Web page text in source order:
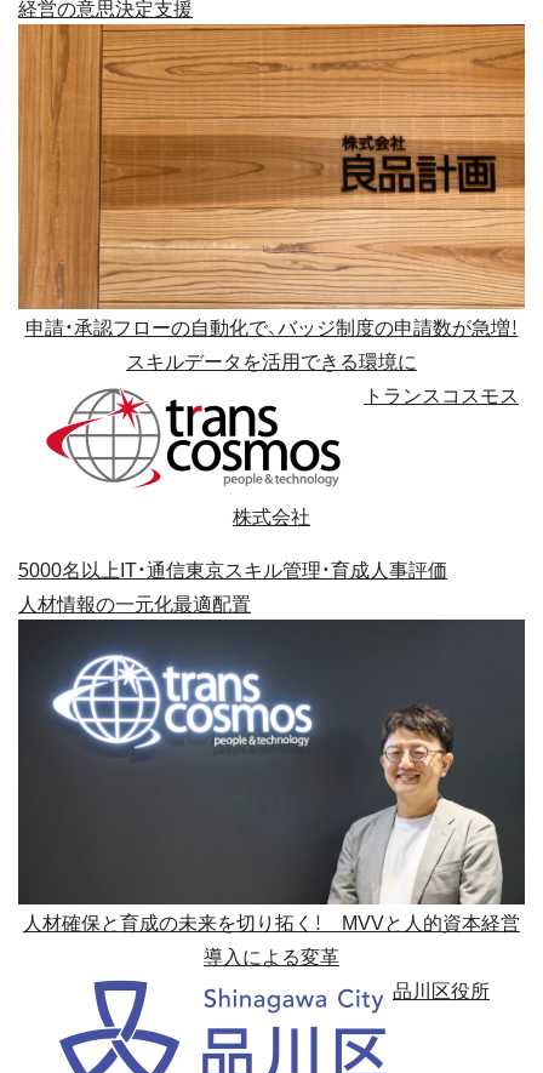
経営の意思決定支援
申請・承認フローの自動化で、バッジ制度の申請数が急増！
スキルデータを活用できる環境に
トランスコスモス
株式会社
5000名以上IT・通信東京スキル管理・育成人事評価
人材情報の一元化最適配置
人材確保と育成の未来を切り拓く！ MVVと人的資本経営
導入による変革
品川区役所